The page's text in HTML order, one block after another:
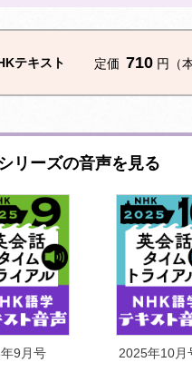
テキスト 定価 710 円（
リーズの音声を見る
9月号 2025年10月